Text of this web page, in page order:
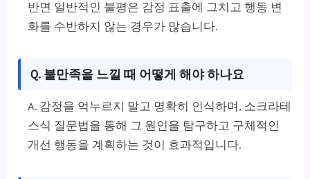
반면 일반적인 불평은 감정 표출에 그치고 행동 변
화를 수반하지 않는 경우가 많습니다.
Q. 불만족을 느낄 때 어떻게 해야 하나요
A. 감정을 억누르지 말고 명확히 인식하며, 소크라테
스식 질문법을 통해 그 원인을 탐구하고 구체적인
개선 행동을 계획하는 것이 효과적입니다.